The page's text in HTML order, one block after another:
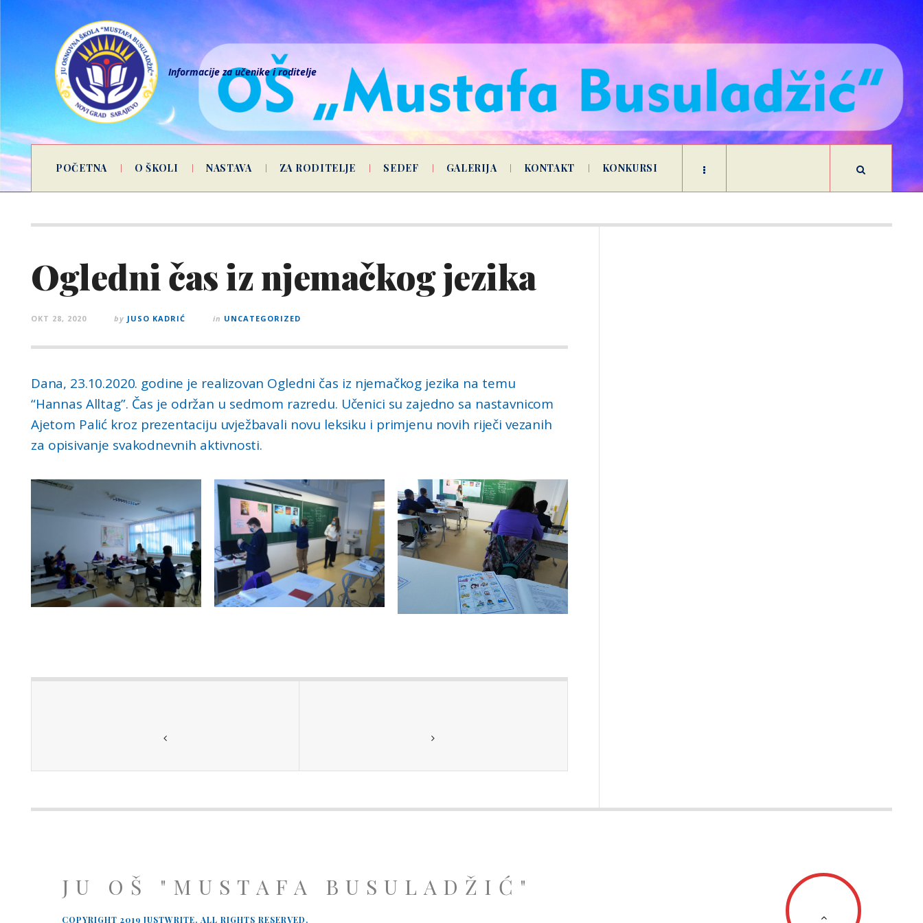
Informacije za učenike i roditelje
POČETNA O ŠKOLI NASTAVA ZA RODITELJE SEDEF GALERIJA KONTAKT KONKURSI
Ogledni čas iz njemačkog jezika
OKT 28, 2020 by JUSO KADRIĆ in UNCATEGORIZED
Dana, 23.10.2020. godine je realizovan Ogledni čas iz njemačkog jezika na temu
“Hannas Alltag”. Čas je održan u sedmom razredu. Učenici su zajedno sa nastavnicom
Ajetom Palić kroz prezentaciju uvježbavali novu leksiku i primjenu novih riječi vezanih
za opisivanje svakodnevnih aktivnosti.
JU OŠ "MUSTAFA BUSULADŽIĆ"
COPYRIGHT 2019 JUSTWRITE. ALL RIGHTS RESERVED.